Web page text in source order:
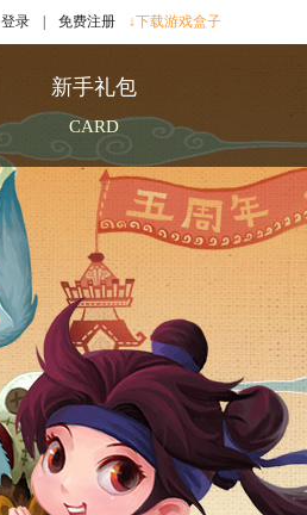
登录 免费注册 ↓下载游戏盒子
新手礼包
CARD